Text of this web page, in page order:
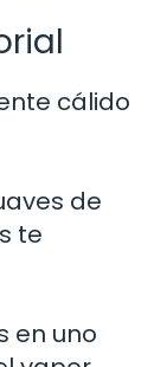
cálido
de
te
en uno